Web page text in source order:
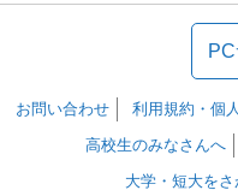
お問い合わせ 利用規約・個
高校生のみなさんへ
大学・短大をさ